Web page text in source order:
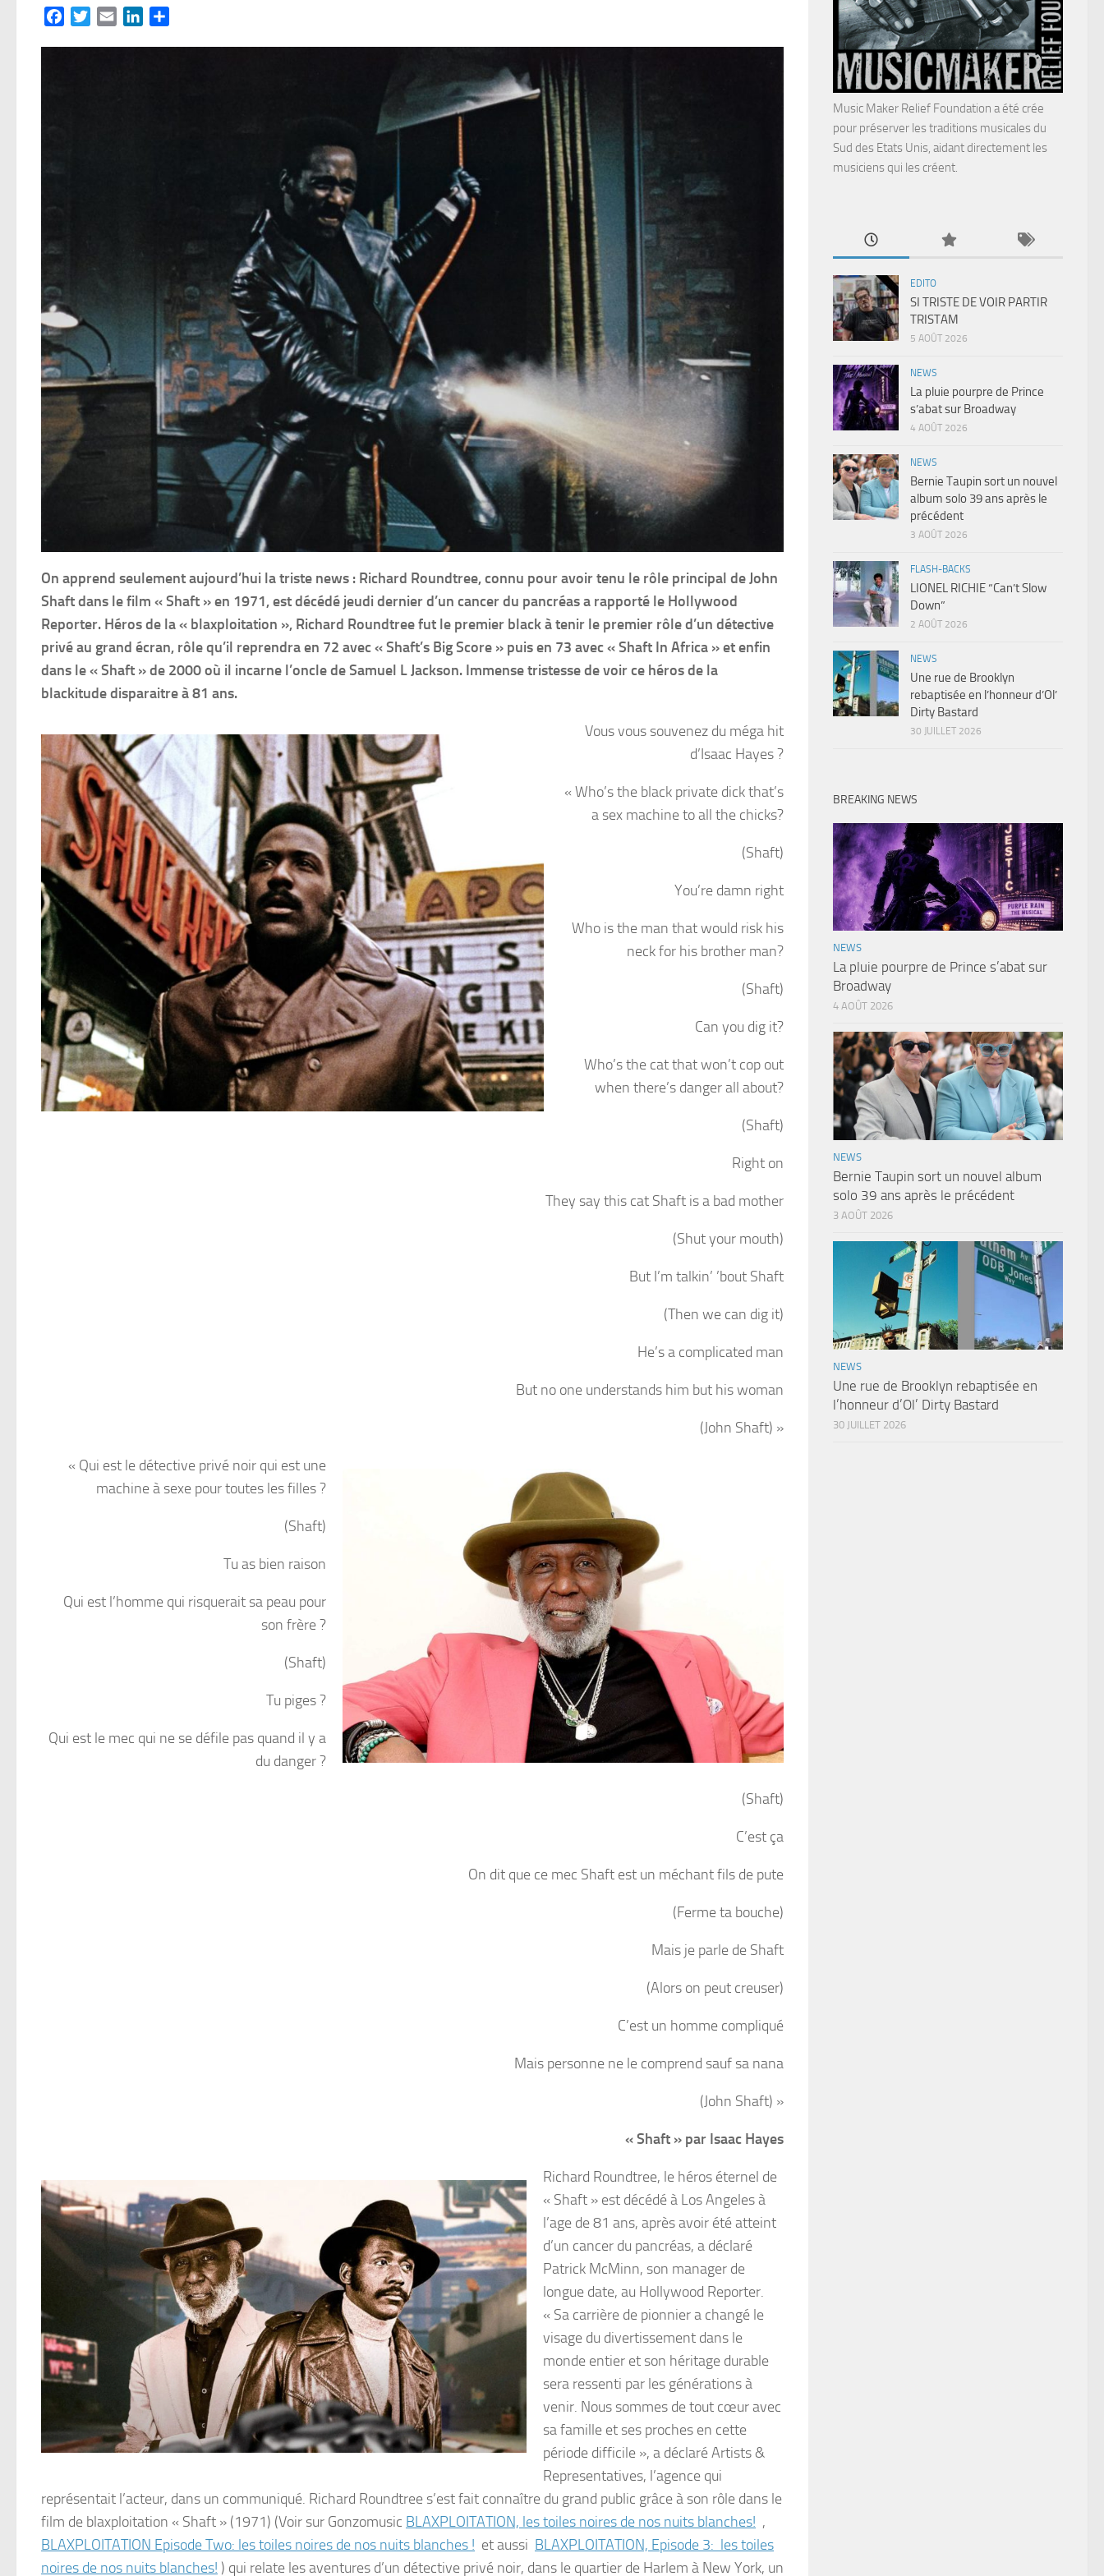
FacebookTwitterEmail LinkedIn
On apprend seulement aujourd’hui la triste news : Richard Roundtree, connu pour avoir tenu le rôle principal de John
Shaft dans le film « Shaft » en 1971, est décédé jeudi dernier d’un cancer du pancréas a rapporté le Hollywood
Reporter. Héros de la « blaxploitation », Richard Roundtree fut le premier black à tenir le premier rôle d’un détective
privé au grand écran, rôle qu’il reprendra en 72 avec « Shaft’s Big Score » puis en 73 avec « Shaft In Africa » et enfin
dans le « Shaft » de 2000 où il incarne l’oncle de Samuel L Jackson. Immense tristesse de voir ce héros de la
blackitude disparaitre à 81 ans.
Vous vous souvenez du méga hit
d’Isaac Hayes ?
« Who’s the black private dick that’s
a sex machine to all the chicks?
(Shaft)
You’re damn right
Who is the man that would risk his
neck for his brother man?
(Shaft)
Can you dig it?
Who’s the cat that won’t cop out
when there’s danger all about?
(Shaft)
Right on
They say this cat Shaft is a bad mother
(Shut your mouth)
But I’m talkin’ ’bout Shaft
(Then we can dig it)
He’s a complicated man
But no one understands him but his woman
(John Shaft) »
« Qui est le détective privé noir qui est une
machine à sexe pour toutes les filles ?
(Shaft)
Tu as bien raison
Qui est l’homme qui risquerait sa peau pour
son frère ?
(Shaft)
Tu piges ?
Qui est le mec qui ne se défile pas quand il y a
du danger ?
(Shaft)
C’est ça
On dit que ce mec Shaft est un méchant fils de pute
(Ferme ta bouche)
Mais je parle de Shaft
(Alors on peut creuser)
C’est un homme compliqué
Mais personne ne le comprend sauf sa nana
(John Shaft) »
« Shaft » par Isaac Hayes
Richard Roundtree, le héros éternel de
« Shaft » est décédé à Los Angeles à
l’age de 81 ans, après avoir été atteint
d’un cancer du pancréas, a déclaré
Patrick McMinn, son manager de
longue date, au Hollywood Reporter.
« Sa carrière de pionnier a changé le
visage du divertissement dans le
monde entier et son héritage durable
sera ressenti par les générations à
venir. Nous sommes de tout cœur avec
sa famille et ses proches en cette
période difficile », a déclaré Artists &
Representatives, l’agence qui
représentait l’acteur, dans un communiqué. Richard Roundtree s’est fait connaître du grand public grâce à son rôle dans le
film de blaxploitation « Shaft » (1971) (Voir sur Gonzomusic BLAXPLOITATION, les toiles noires de nos nuits blanches! ,
BLAXPLOITATION Episode Two: les toiles noires de nos nuits blanches ! et aussi BLAXPLOITATION, Episode 3: les toiles
noires de nos nuits blanches! ) qui relate les aventures d’un détective privé noir, dans le quartier de Harlem à New York, un
Music Maker Relief Foundation a été crée
pour préserver les traditions musicales du
Sud des Etats Unis, aidant directement les
musiciens qui les créent.
EDITO
SI TRISTE DE VOIR PARTIR
TRISTAM
5 AOÛT 2026
NEWS
La pluie pourpre de Prince
s’abat sur Broadway
4 AOÛT 2026
NEWS
Bernie Taupin sort un nouvel
album solo 39 ans après le
précédent
3 AOÛT 2026
FLASH-BACKS
LIONEL RICHIE “Can’t Slow
Down”
2 AOÛT 2026
NEWS
Une rue de Brooklyn
rebaptisée en l’honneur d’Ol’
Dirty Bastard
30 JUILLET 2026
BREAKING NEWS
NEWS
La pluie pourpre de Prince s’abat sur
Broadway
4 AOÛT 2026
NEWS
Bernie Taupin sort un nouvel album
solo 39 ans après le précédent
3 AOÛT 2026
NEWS
Une rue de Brooklyn rebaptisée en
l’honneur d’Ol’ Dirty Bastard
30 JUILLET 2026